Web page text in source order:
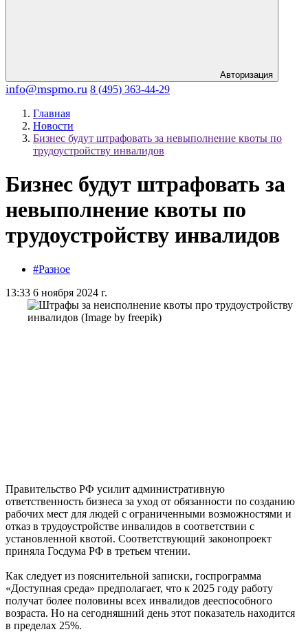
Авторизация
info@mspmo.ru 8 (495) 363-44-29
Главная
Новости
Бизнес будут штрафовать за невыполнение квоты по
трудоустройству инвалидов
Бизнес будут штрафовать за
невыполнение квоты по
трудоустройству инвалидов
#Разное
13:33 6 ноября 2024 г.
Правительство РФ усилит административную
ответственность бизнеса за уход от обязанности по созданию
рабочих мест для людей с ограниченными возможностями и
отказ в трудоустройстве инвалидов в соответствии с
установленной квотой. Соответствующий законопроект
приняла Госдума РФ в третьем чтении.
Как следует из пояснительной записки, госпрограмма
«Доступная среда» предполагает, что к 2025 году работу
получат более половины всех инвалидов дееспособного
возраста. Но на сегодняшний день этот показатель находится
в пределах 25%.